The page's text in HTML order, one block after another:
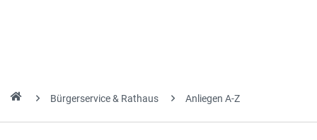
Bürgerservice & Rathaus Anliegen A-Z